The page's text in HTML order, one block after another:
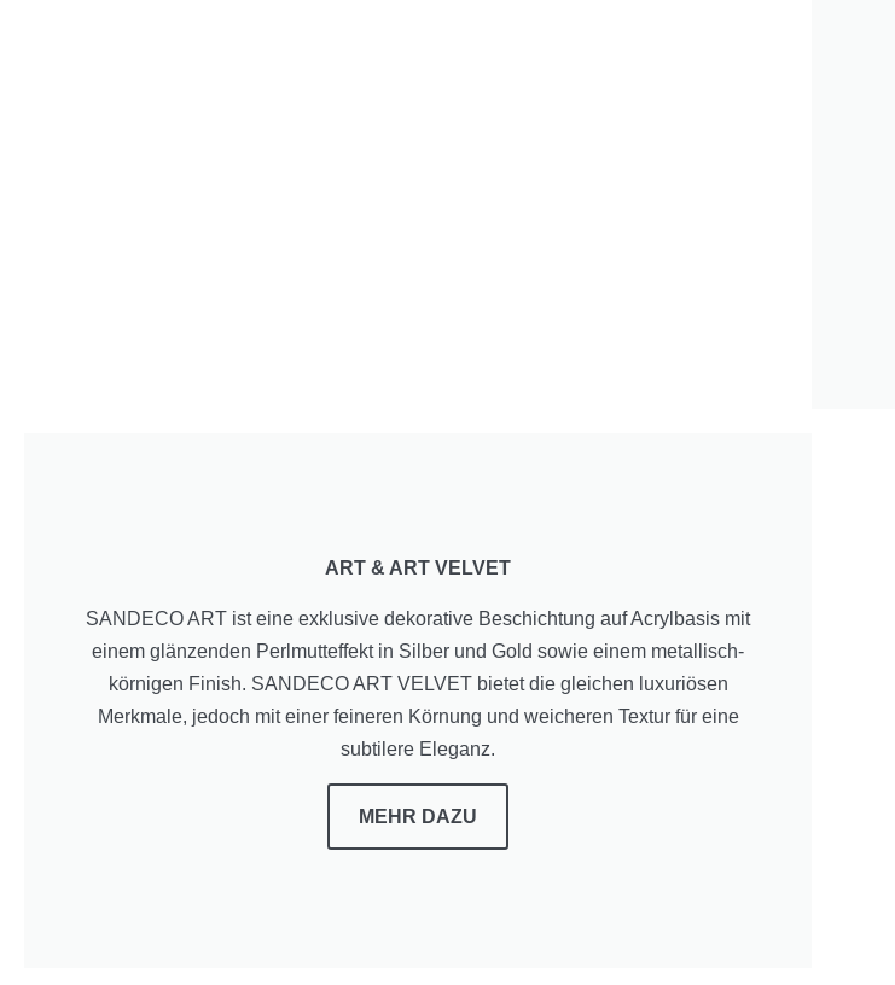
ART & ART VELVET
SANDECO ART ist eine exklusive dekorative Beschichtung auf Acrylbasis mit
einem glänzenden Perlmutteffekt in Silber und Gold sowie einem metallisch-
körnigen Finish. SANDECO ART VELVET bietet die gleichen luxuriösen
Merkmale, jedoch mit einer feineren Körnung und weicheren Textur für eine
subtilere Eleganz.
MEHR DAZU